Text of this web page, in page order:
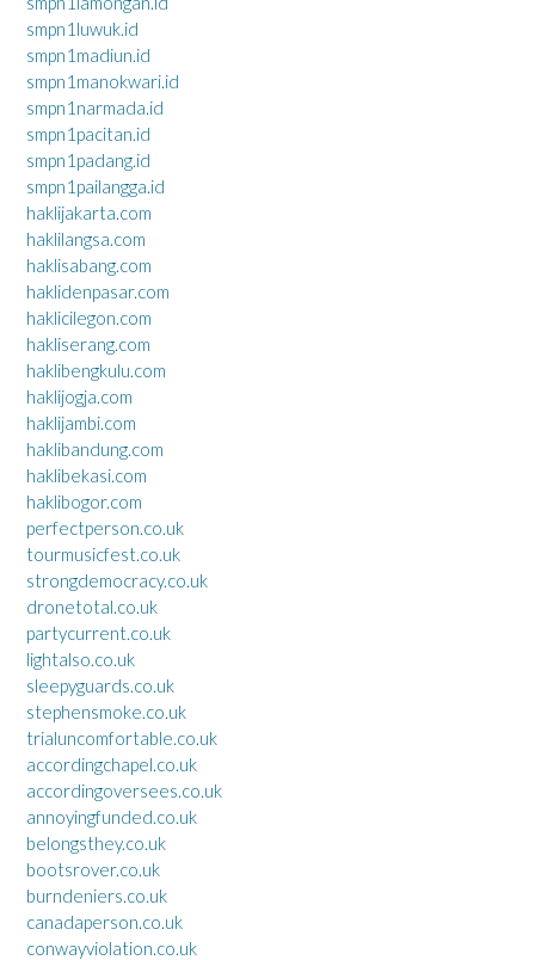
smpn1luwuk.id
smpn1madiun.id
smpn1manokwari.id
smpn1narmada.id
smpn1pacitan.id
smpn1padang.id
smpn1pailangga.id
haklijakarta.com
haklilangsa.com
haklisabang.com
haklidenpasar.com
haklicilegon.com
hakliserang.com
haklibengkulu.com
haklijogja.com
haklijambi.com
haklibandung.com
haklibekasi.com
haklibogor.com
perfectperson.co.uk
tourmusicfest.co.uk
strongdemocracy.co.uk
dronetotal.co.uk
partycurrent.co.uk
lightalso.co.uk
sleepyguards.co.uk
stephensmoke.co.uk
trialuncomfortable.co.uk
accordingchapel.co.uk
accordingoversees.co.uk
annoyingfunded.co.uk
belongsthey.co.uk
bootsrover.co.uk
burndeniers.co.uk
canadaperson.co.uk
conwayviolation.co.uk